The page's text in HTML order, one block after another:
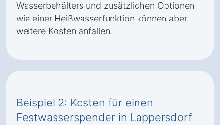
Wasserbehälters und zusätzlichen Optionen
wie einer Heißwasserfunktion können aber
weitere Kosten anfallen.
Beispiel 2: Kosten für einen
Festwasserspender in Lappersdorf